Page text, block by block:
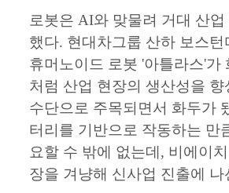
로봇은 AI와 맞물려 거대 산
했다. 현대차그룹 산하 보스턴
휴머노이드 로봇 '아틀라스'가
처럼 산업 현장의 생산성을 향
수단으로 주목되면서 화두가
터리를 기반으로 작동하는 만
요할 수 밖에 없는데, 비에이치
장을 겨냥해 신사업 진출에 나